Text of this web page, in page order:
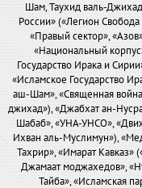
Шам, Таухид валь-
России» («Легион
«Правый сектор»,
«Национальный
Государство Ирака и
«Исламское Государство
аш-Шам», «Священная
джихад»), «Джабхат ан-
Шабаб», «УНА-УНСО»,
Ихван аль-Муслимун»),
Тахрир», «Имарат Кавказ»
Джамаат моджахедов»,
Тайба», «Исламская